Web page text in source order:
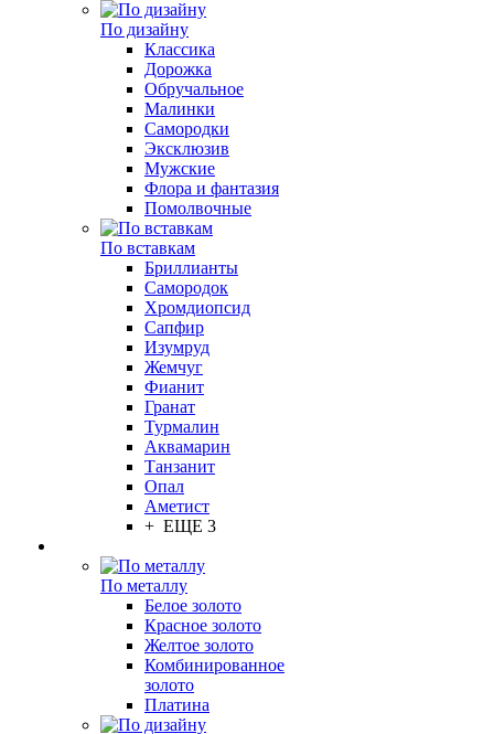
По дизайну
Классика
Дорожка
Обручальное
Малинки
Самородки
Эксклюзив
Мужские
Флора и фантазия
Помолвочные
По вставкам
Бриллианты
Самородок
Хромдиопсид
Сапфир
Изумруд
Жемчуг
Фианит
Гранат
Турмалин
Аквамарин
Танзанит
Опал
Аметист
+ ЕЩЕ 3
По металлу
Белое золото
Красное золото
Желтое золото
Комбинированное
золото
Платина